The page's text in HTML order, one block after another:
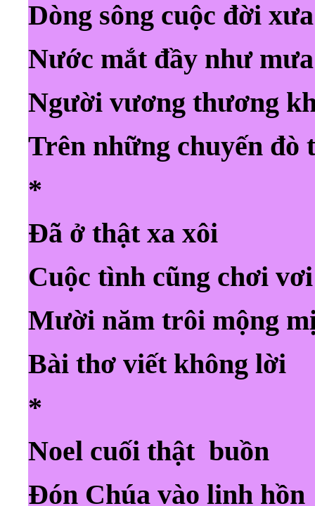
Dòng sông cuộc đời xưa
Nước mắt đầy như mưa
Người vương thương
Trên những chuyến đò
*
Đã ở thật xa xôi
Cuộc tình cũng chơi vơi
Mười năm trôi mộng
Bài thơ viết không lời
*
Noel cuối thật buồn
Đón Chúa vào linh hồn